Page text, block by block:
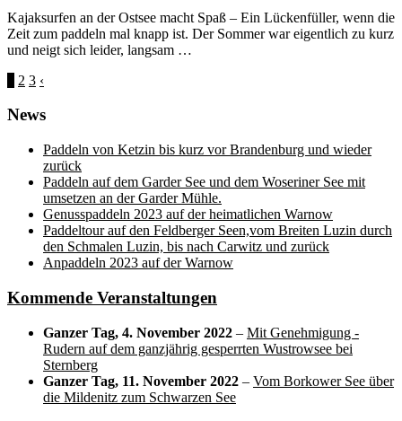
Kajaksurfen an der Ostsee macht Spaß – Ein Lückenfüller, wenn die
Zeit zum paddeln mal knapp ist. Der Sommer war eigentlich zu kurz
und neigt sich leider, langsam …
Seitennummerierung
der
2 3 ‹
News
Paddeln von Ketzin bis kurz vor Brandenburg und wieder
zurück
Paddeln auf dem Garder See und dem Woseriner See mit
umsetzen an der Garder Mühle.
Genusspaddeln 2023 auf der heimatlichen Warnow
Paddeltour auf den Feldberger Seen,vom Breiten Luzin durch
den Schmalen Luzin, bis nach Carwitz und zurück
Anpaddeln 2023 auf der Warnow
Kommende Veranstaltungen
Ganzer Tag, 4. November 2022 – Mit Genehmigung -
Rudern auf dem ganzjährig gesperrten Wustrowsee bei
Sternberg
Ganzer Tag, 11. November 2022 – Vom Borkower See über
die Mildenitz zum Schwarzen See